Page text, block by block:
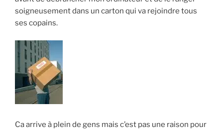
soigneusement dans un carton qui va rejoindre tous
ses copains.
Ca arrive à plein de gens mais c’est pas une raison pour